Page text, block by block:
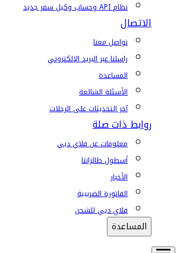
نظام API وحساب وكيل سفر جديد
الاتصال
تواصل معنا
راسلنا عبر البريد الإلكتروني
المساعدة
الأسئلة الشائعة
آخر التحديثات على الرحلات
روابط ذات صلة
معلومات عن فلاي دبي
أسطول طائراتنا
الأخبار
الفاتورة الضريبية
فلاي دبي للشحن
المساعدة